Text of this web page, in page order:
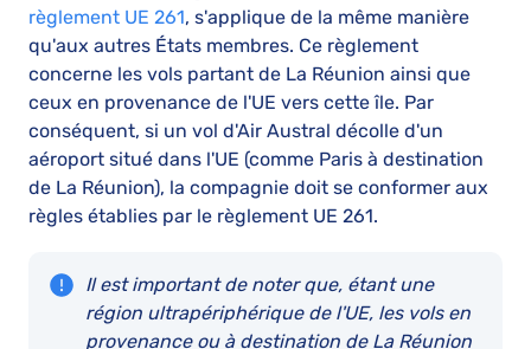
règlement UE 261, s'applique de la même manière
qu'aux autres États membres. Ce règlement
concerne les vols partant de La Réunion ainsi que
ceux en provenance de l'UE vers cette île. Par
conséquent, si un vol d'Air Austral décolle d'un
aéroport situé dans l'UE (comme Paris à destination
de La Réunion), la compagnie doit se conformer aux
règles établies par le règlement UE 261.
Il est important de noter que, étant une
région ultrapériphérique de l'UE, les vols en
provenance ou à destination de La Réunion